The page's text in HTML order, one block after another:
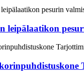
leipälaatikon